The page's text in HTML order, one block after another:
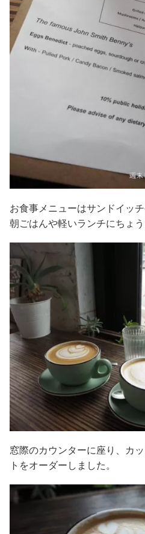
お食事メニューはサンドイッ
朝ごはんや軽いランチにちょう
窓際のカウンターに座り、カ
トをオーダーしました。